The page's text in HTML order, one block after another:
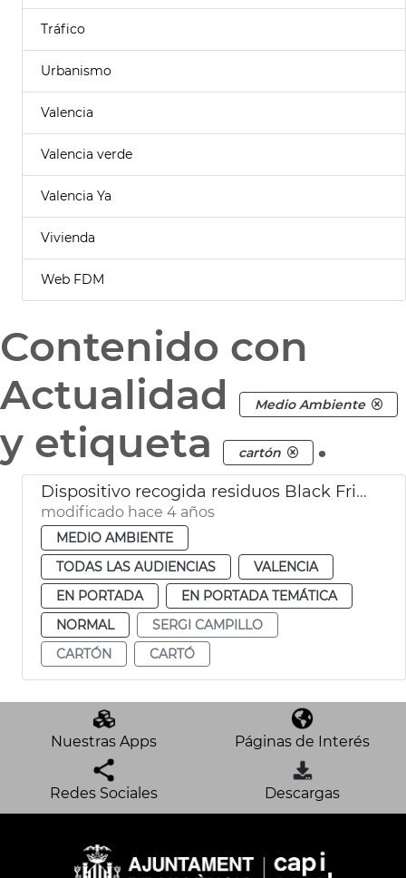
Tráfico
Urbanismo
Valencia
Valencia verde
Valencia Ya
Vivienda
Web FDM
Contenido con
Actualidad
Medio Ambiente
y etiqueta cartón .
Dispositivo recogida residuos Black Friday y Navidad
modificado hace 4 años
MEDIO AMBIENTE
TODAS LAS AUDIENCIAS
VALENCIA
EN PORTADA
EN PORTADA TEMÁTICA
NORMAL
SERGI CAMPILLO
CARTÓN
CARTÓ
Nuestras Apps Páginas de Interés
Redes Sociales Descargas